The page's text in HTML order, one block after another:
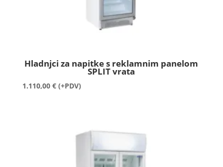
Hladnjci za napitke s reklamnim panelom
SPLIT vrata
1.110,00 € (+PDV)